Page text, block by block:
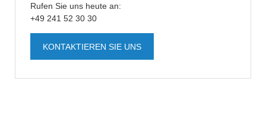
Rufen Sie uns heute an:
+49 241 52 30 30
KONTAKTIEREN SIE UNS